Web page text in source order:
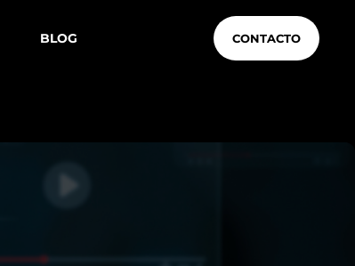
BLOG CONTACTO